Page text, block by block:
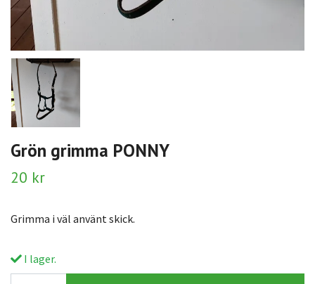
Grön grimma PONNY
20 kr
Grimma i väl använt skick.
I lager.